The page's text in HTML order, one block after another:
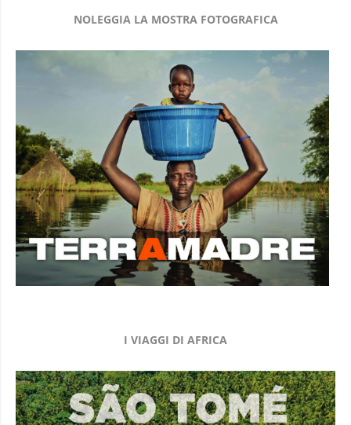
NOLEGGIA LA MOSTRA FOTOGRAFICA
I VIAGGI DI AFRICA